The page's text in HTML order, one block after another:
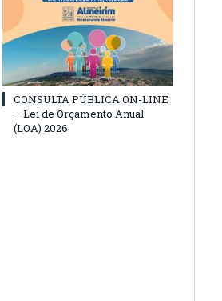
CONSULTA PÚBLICA ON-LINE
– Lei de Orçamento Anual
(LOA) 2026